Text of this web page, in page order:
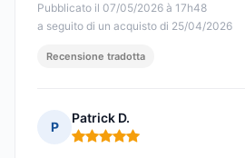
Pubblicato il 07/05/2026 à 17h48
a seguito di un acquisto di 25/04/2026
Recensione tradotta
P
Patrick D.
Nota: 5 su 5